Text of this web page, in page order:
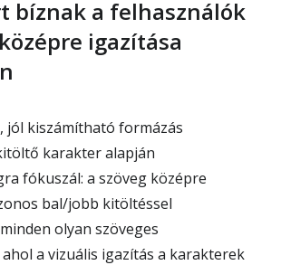
bíznak a felhasználók
igazítása
jól kiszámítható formázás
karakter alapján
fókuszál: a szöveg középre
bal/jobb kitöltéssel
olyan szöveges
a vizuális igazítás a karakterek